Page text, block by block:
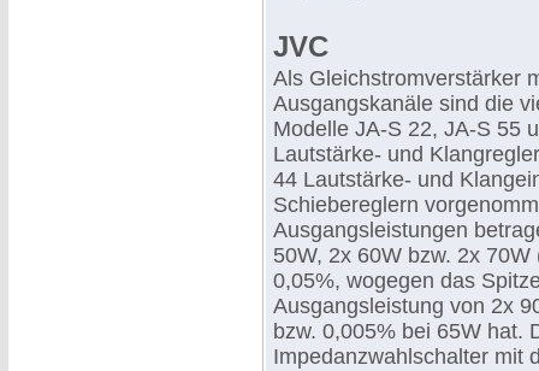
JVC
Als Gleichstromverstärker
Ausgangskanäle sind die
Modelle JA-S 22, JA-S 55
Lautstärke- und
44 Lautstärke- und
Schiebereglern
Ausgangsleistungen
50W, 2x 60W bzw. 2x
0,05%, wogegen das
Ausgangsleistung von 2x
bzw. 0,005% bei 65W hat.
Impedanzwahlschalter mit